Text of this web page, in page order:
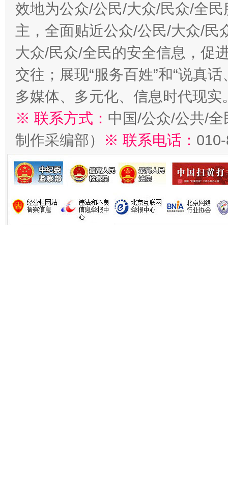
效地为公众/公民/大众/民众/全
主，全面贴近公众/公民/大众/民
大众/民众/全民的安全信息，促
交往；展现“服务百姓”和“说真
多媒体、多元化、信息时代现实
※ 联系方式： 中国/公众/公共/
制作采编部）
※ 联系电话：